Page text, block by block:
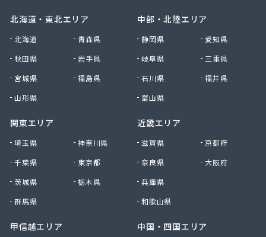
北海道・東北エリア
北海道
青森県
秋田県
岩手県
宮城県
福島県
山形県
関東エリア
埼玉県
神奈川県
千葉県
東京都
茨城県
栃木県
群馬県
甲信越エリア
中部・北陸エリア
静岡県
愛知県
岐阜県
三重県
石川県
福井県
富山県
近畿エリア
滋賀県
京都府
奈良県
大阪府
兵庫県
和歌山県
中国・四国エリア